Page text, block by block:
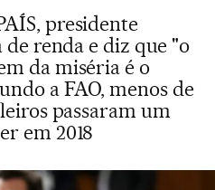
presidente
renda e diz que "o
da miséria é o
a FAO, menos de
passaram um
em 2018